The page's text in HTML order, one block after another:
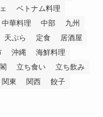
ベトナム料理
中華料理 中部
九州
天ぷら 定食
居酒屋
沖縄
海鮮料理
立ち食い
立ち飲み
関東 関西 餃子